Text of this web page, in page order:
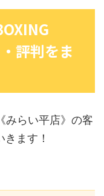
評判をま
みらい平店》の客
ます！